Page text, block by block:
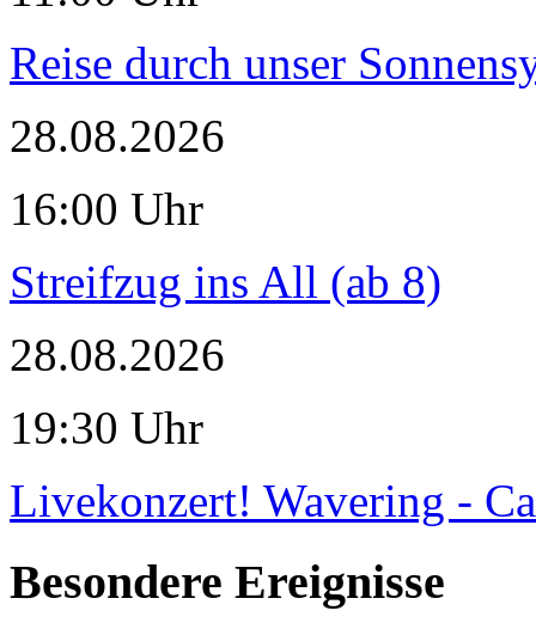
Reise durch unser
28.08.2026
16:00 Uhr
Streifzug ins All (ab 8)
28.08.2026
19:30 Uhr
Livekonzert! Wavering -
Besondere Ereignisse